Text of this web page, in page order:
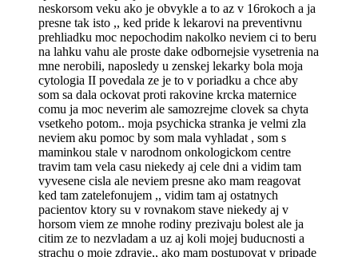
neskorsom veku ako je obvykle a to az v 16rokoch a ja
presne tak isto ,, ked pride k lekarovi na preventivnu
prehliadku moc nepochodim nakolko neviem ci to beru
na lahku vahu ale proste dake odbornejsie vysetrenia na
mne nerobili, naposledy u zenskej lekarky bola moja
cytologia II povedala ze je to v poriadku a chce aby
som sa dala ockovat proti rakovine krcka maternice
comu ja moc neverim ale samozrejme clovek sa chyta
vsetkeho potom.. moja psychicka stranka je velmi zla
neviem aku pomoc by som mala vyhladat , som s
maminkou stale v narodnom onkologickom centre
travim tam vela casu niekedy aj cele dni a vidim tam
vyvesene cisla ale neviem presne ako mam reagovat
ked tam zatelefonujem ,, vidim tam aj ostatnych
pacientov ktory su v rovnakom stave niekedy aj v
horsom viem ze mnohe rodiny prezivaju bolest ale ja
citim ze to nezvladam a uz aj koli mojej buducnosti a
strachu o moje zdravie,, ako mam postupovat v pripade